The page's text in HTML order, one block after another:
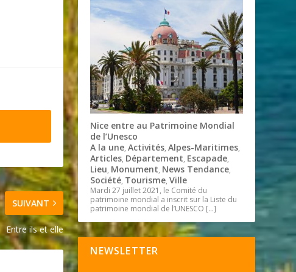
SUIVANT
Entre ils et elle
Nice entre au Patrimoine Mondial
de l’Unesco
A la une,Activités,Alpes-Maritimes,
Articles, Département, Escapade,
Lieu, Monument, News Tendance,
Société, Tourisme,Ville
Mardi 27 juillet 2021, le Comité du
patrimoine mondial a inscrit sur la Liste du
patrimoine mondial de l’UNESCO […]
NEWSLETTER